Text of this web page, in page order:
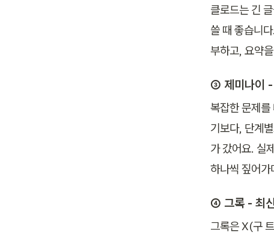
클로드는 긴
쓸 때 좋습니
부하고, 요약
③ 제미나이
복잡한 문제
기보다, 단계
가 갔어요. 실
하나씩 짚어가
④ 그록 - 최
그록은 X(구